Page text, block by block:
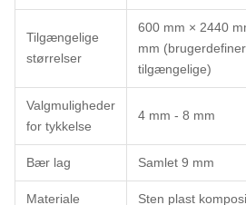
Tilgængelige
størrelser
600 mm × 2440
mm
tilgængelige)
Valgmuligheder
for tykkelse
4 mm - 8 mm
Bær lag Samlet 9 mm
Materiale Sten plast